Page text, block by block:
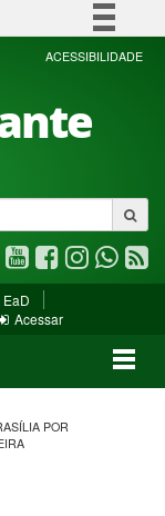
Participe
ACESSIBILIDADE
Youtube
(abre
em
Facebook
(abre
Instagram
(abre
janela)
(abre
janela)
em
Acessar
POR